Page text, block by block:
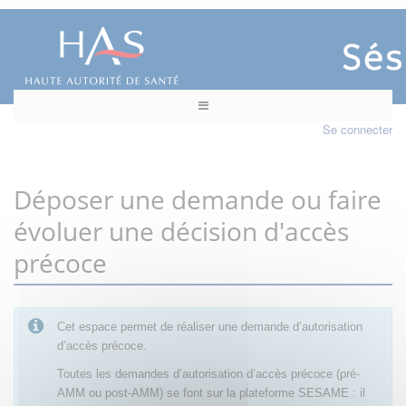
Se connecter
Déposer une demande ou faire
évoluer une décision d'accès
précoce
Cet espace permet de réaliser une demande d’autorisation
d’accès précoce.
Toutes les demandes d’autorisation d’accès précoce (pré-
AMM ou post-AMM) se font sur la plateforme SESAME : il